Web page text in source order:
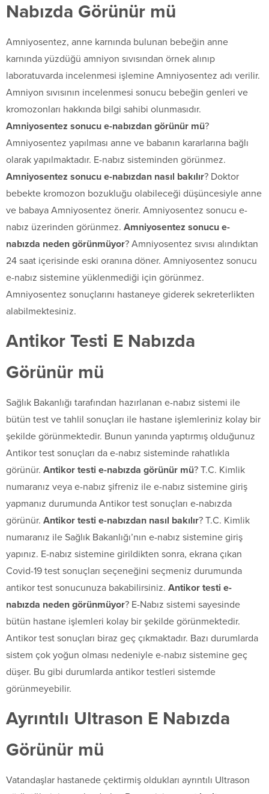
Nabızda Görünür mü
Amniyosentez, anne karnında bulunan bebeğin anne
karnında yüzdüğü amniyon sıvısından örnek alınıp
laboratuvarda incelenmesi işlemine Amniyosentez adı verilir.
Amniyon sıvısının incelenmesi sonucu bebeğin genleri ve
kromozonları hakkında bilgi sahibi olunmasıdır.
Amniyosentez sonucu e-nabızdan görünür mü?
Amniyosentez yapılması anne ve babanın kararlarına bağlı
olarak yapılmaktadır. E-nabız sisteminden görünmez.
Amniyosentez sonucu e-nabızdan nasıl bakılır? Doktor
bebekte kromozon bozukluğu olabileceği düşüncesiyle anne
ve babaya Amniyosentez önerir. Amniyosentez sonucu e-
nabız üzerinden görünmez. Amniyosentez sonucu e-
nabızda neden görünmüyor? Amniyosentez sıvısı alındıktan
24 saat içerisinde eski oranına döner. Amniyosentez sonucu
e-nabız sistemine yüklenmediği için görünmez.
Amniyosentez sonuçlarını hastaneye giderek sekreterlikten
alabilmektesiniz.
Antikor Testi E Nabızda
Görünür mü
Sağlık Bakanlığı tarafından hazırlanan e-nabız sistemi ile
bütün test ve tahlil sonuçları ile hastane işlemleriniz kolay bir
şekilde görünmektedir. Bunun yanında yaptırmış olduğunuz
Antikor test sonuçları da e-nabız sisteminde rahatlıkla
görünür. Antikor testi e-nabızda görünür mü? T.C. Kimlik
numaranız veya e-nabız şifreniz ile e-nabız sistemine giriş
yapmanız durumunda Antikor test sonuçları e-nabızda
görünür. Antikor testi e-nabızdan nasıl bakılır? T.C. Kimlik
numaranız ile Sağlık Bakanlığı’nın e-nabız sistemine giriş
yapınız. E-nabız sistemine girildikten sonra, ekrana çıkan
Covid-19 test sonuçları seçeneğini seçmeniz durumunda
antikor test sonucunuza bakabilirsiniz. Antikor testi e-
nabızda neden görünmüyor? E-Nabız sistemi sayesinde
bütün hastane işlemleri kolay bir şekilde görünmektedir.
Antikor test sonuçları biraz geç çıkmaktadır. Bazı durumlarda
sistem çok yoğun olması nedeniyle e-nabız sistemine geç
düşer. Bu gibi durumlarda antikor testleri sistemde
görünmeyebilir.
Ayrıntılı Ultrason E Nabızda
Görünür mü
Vatandaşlar hastanede çektirmiş oldukları ayrıntılı Ultrason